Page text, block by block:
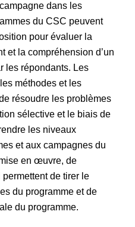
dans les
du CSC peuvent
pour évaluer la
et la compréhension d’un
les répondants. Les
méthodes et les
résoudre les problèmes
sélective et le biais de
les niveaux
et aux campagnes du
en œuvre, de
de tirer le
du programme et de
du programme.